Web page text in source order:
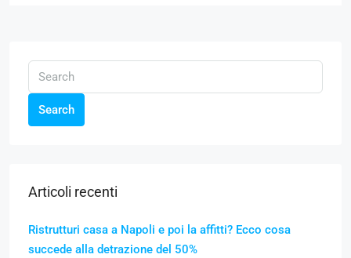
Search
Articoli recenti
Ristrutturi casa a Napoli e poi la affitti? Ecco cosa
succede alla detrazione del 50%